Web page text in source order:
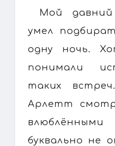
Мой давний
умел
одну ночь.
понимали
таких
Арлетт
буквально не